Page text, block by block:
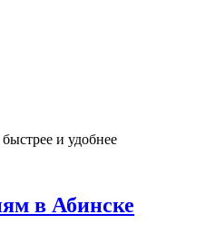
и удобнее
в Абинске